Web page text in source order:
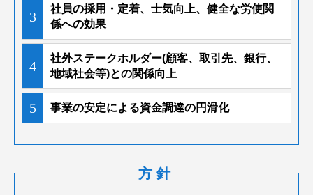
3
社員の採用・定着、士気向上、健全な労使関
係への効果
4
社外ステークホルダー(顧客、取引先、銀行、
地域社会等)との関係向上
5 事業の安定による資金調達の円滑化
方針